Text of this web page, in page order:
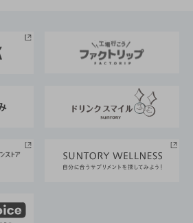
ズ大阪
るサステナビリティ経営